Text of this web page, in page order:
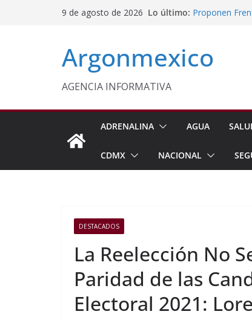
9 de agosto de 2026 Lo último: Proponen
Café
Exportación
Sheinbaum y
Nuevo CBTA
Argonmexico
AGENCIA INFORMATIVA
ADRENALINA AGUA
CDMX NACIONAL
DESTACADOS
La Reelección No
Paridad de las
Electoral 2021: